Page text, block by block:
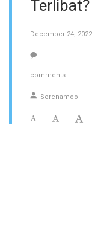
Terlibat?
December 24, 2022
comments
Sorenamoo